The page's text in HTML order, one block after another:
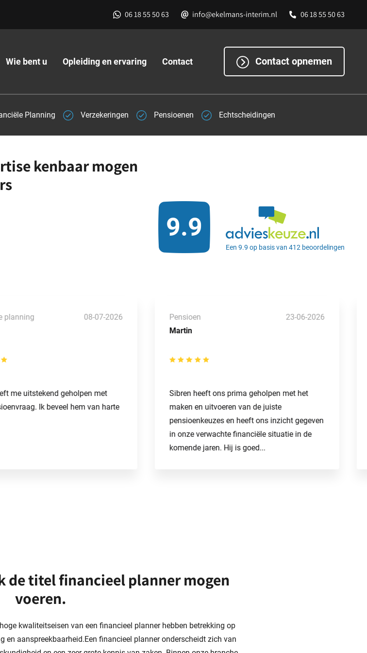
06 18 55 50 63 info@ekelmans-interim.nl 06 18 55 50 63
Wie bent u Opleiding en ervaring Contact Contact opnemen
Planning Verzekeringen Pensioenen Echtscheidingen
kenbaar mogen
9.9
Een 9.9 op basis van 412 beoordelingen
planning 08-07-2026
me uitstekend geholpen met
Ik beveel hem van harte
Martin
Pensioen 23-06-2026
Sibren heeft ons prima geholpen met het
maken en uitvoeren van de juiste
pensioenkeuzes en heeft ons inzicht gegeven
in onze verwachte financiële situatie in de
komende jaren. Hij is goed...
de titel financieel planner mogen
voeren.
kwaliteitseisen van een financieel planner hebben betrekking op
en aanspreekbaarheid.Een financieel planner onderscheidt zich van